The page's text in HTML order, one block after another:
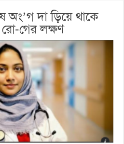
দা ড়িয়ে থাকে
গের লক্ষণ